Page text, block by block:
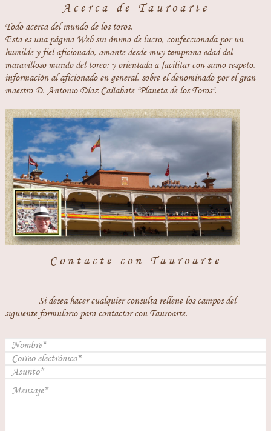
Acerca de Tauroarte
Todo acerca del mundo de los toros.
Esta es una página Web sin ánimo de lucro, confeccionada por un
humilde y fiel aficionado, amante desde muy temprana edad del
maravilloso mundo del toreo; y orientada a facilitar con sumo respeto,
información al aficionado en general, sobre el denominado por el gran
maestro D. Antonio Díaz Cañabate "Planeta de los Toros".
Contacte con Tauroarte
Si desea hacer cualquier consulta rellene los campos del
siguiente formulario para contactar con Tauroarte.